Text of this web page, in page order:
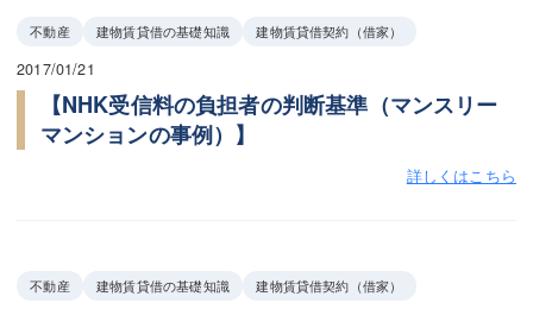
不動産 建物賃貸借の基礎知識 建物賃貸借契約（借家）
2017/01/21
【NHK受信料の負担者の判断基準（マンスリー
マンションの事例）】
詳しくはこちら
不動産 建物賃貸借の基礎知識 建物賃貸借契約（借家）